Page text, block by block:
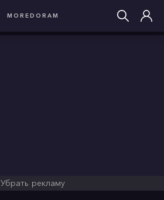
MOREDORAM
Убрать рекламу